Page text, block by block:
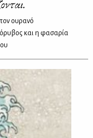
ουρανό
και η φασαρία